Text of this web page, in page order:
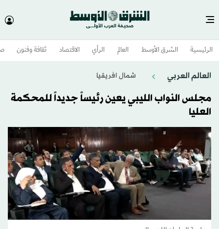
الرئيسية الشرق الأوسط​ العالم الرأي الاقتصاد ثقافة وفنون
العالم العربي شمال افريقيا
مجلس النواب الليبي يعين رئيساً جديداً للمحكمة
العليا